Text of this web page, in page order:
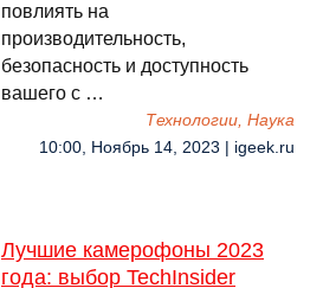
повлиять на
производительность,
безопасность и доступность
вашего с …
Технологии, Наука
10:00, Ноябрь 14, 2023 | igeek.ru
Лучшие камерофоны 2023
года: выбор TechInsider